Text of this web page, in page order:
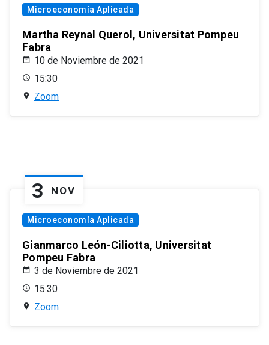
Microeconomía Aplicada
Martha Reynal Querol, Universitat Pompeu
Fabra
10 de Noviembre de 2021
15:30
Zoom
3 NOV
Microeconomía Aplicada
Gianmarco León-Ciliotta, Universitat
Pompeu Fabra
3 de Noviembre de 2021
15:30
Zoom